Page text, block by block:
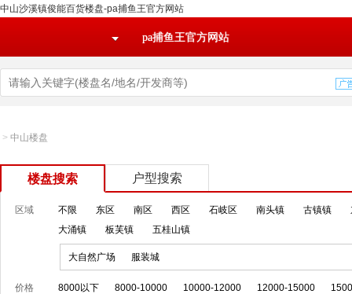
中山沙溪镇俊能百货楼盘-pa捕鱼王官方网站
pa捕鱼王官方网站
> 中山楼盘
楼盘搜索 户型搜索
区域 不限 东区 南区 西区 石岐区 南头镇 古镇镇
大涌镇
板芙镇 五桂山镇
大自然广场 服装城
价格 8000以下 8000-10000 10000-12000 12000-15000